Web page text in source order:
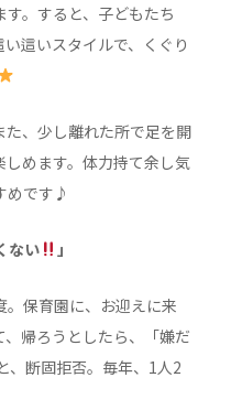
。すると、子どもたち
這いスタイルで、くぐり
、少し離れた所で足を開
めます。体力持て余し気
めです♪
ない 」
保育園に、お迎えに来
帰ろうとしたら、「嫌だ
、断固拒否。毎年、1人2